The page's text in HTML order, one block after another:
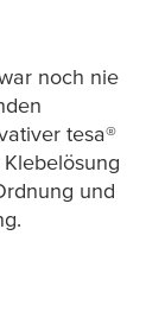
noch nie
tesa®
und